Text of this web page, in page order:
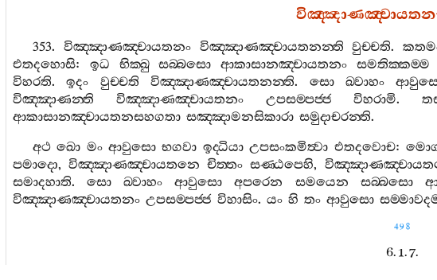
353. විඤ‍්ඤාණඤ‍්චායතනං විඤ‍්ඤාණඤ‍්චායතනන‍්ති වුච‍්චති.
එතදහොසි: ඉධ භික‍්ඛු සබ‍්බසො ආකාසානඤ‍්චායතනං සමතික‍්කම‍්ම
විහරති.ඉදං වුච‍්චති විඤ‍්ඤාණඤ‍්චායතනන‍්ති. සො ඛ‍්වාහං
විඤ‍්ඤාණන‍්ති
විඤ‍්ඤාණඤ‍්චායතනං උපසම‍්පජ‍්ජ විහරාමි.
ආකාසානඤ‍්චායතනසහගතා සඤ‍්ඤාමනසිකාරා සමුදාචරන‍්ති.
අථ ඛො මං ආවුසො භගවා ඉද‍්ධියා උපසංකමිත්‍වා එතදවොච:
පමාදො,විඤ‍්ඤාණඤ‍්චායතනෙ චිත‍්තං සණ‍්ඨපෙහි,
සමාදහාති.සො ඛ‍්වාහං ආවුසො අපරෙන සමයෙන සබ‍්බසො
විඤ‍්ඤාණඤ‍්චායතනං උපසම‍්පජ‍්ජ විහාසිං. යං හි තං ආවුසො
498
6. 1. 7.